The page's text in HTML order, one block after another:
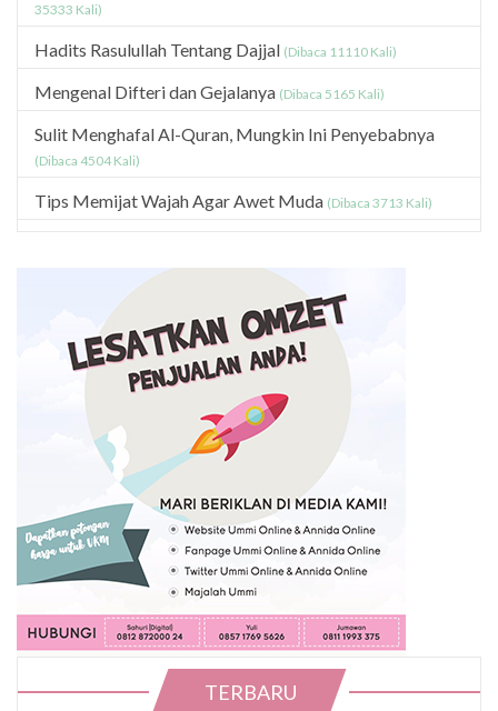
35333 Kali)
Hadits Rasulullah Tentang Dajjal (Dibaca 11110 Kali)
Mengenal Difteri dan Gejalanya (Dibaca 5165 Kali)
Sulit Menghafal Al-Quran, Mungkin Ini Penyebabnya
(Dibaca 4504 Kali)
Tips Memijat Wajah Agar Awet Muda (Dibaca 3713 Kali)
TERBARU